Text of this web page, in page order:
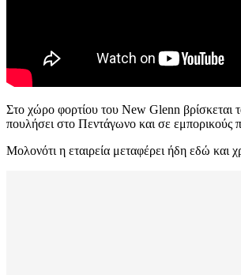
Στο χώρο φορτίου του New Glenn βρίσκεται
πουλήσει στο Πεντάγωνο και σε εμπορικούς
Μολονότι η εταιρεία μεταφέρει ήδη εδώ και